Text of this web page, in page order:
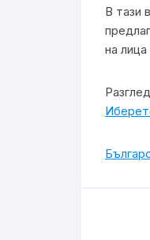
В тази
на